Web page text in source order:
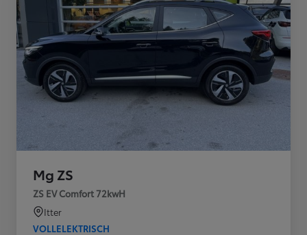
Mg ZS
ZS EV Comfort 72kwH
Itter
VOLLELEKTRISCH